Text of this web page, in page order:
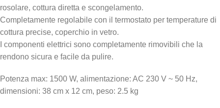
rosolare, cottura diretta e scongelamento.
Completamente regolabile con il termostato per temperature di
cottura precise, coperchio in vetro.
I componenti elettrici sono completamente rimovibili che la
rendono sicura e facile da pulire.
Potenza max: 1500 W, alimentazione: AC 230 V ~ 50 Hz,
dimensioni: 38 cm x 12 cm, peso: 2.5 kg